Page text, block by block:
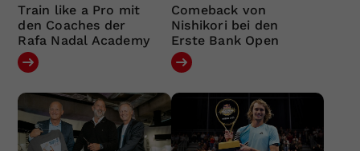
Train like a Pro mit
den Coaches der
Rafa Nadal Academy
Comeback von
Nishikori bei den
Erste Bank Open